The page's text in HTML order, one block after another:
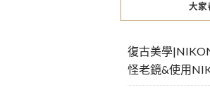
大家
復古美學
怪老鏡&使用